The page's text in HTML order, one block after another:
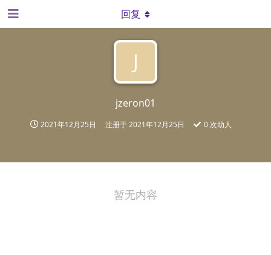
J
jzeron01
2021年12月25日 注册于2021年12月25日 0 次助人
回复
暂无内容